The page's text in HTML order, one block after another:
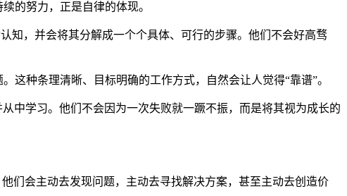
的努力，正是自律的体现。
知，并会将其分解成一个个具体、可行的步骤。他们不会好高骛
种条理清晰、目标明确的工作方式，自然会让人觉得“靠谱”。
中学习。他们不会因为一次失败就一蹶不振，而是将其视为成长的
们会主动去发现问题，主动去寻找解决方案，甚至主动去创造价